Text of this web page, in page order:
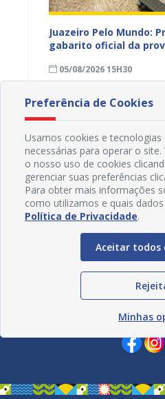
Juazeiro Pelo Mundo:
gabarito oficial da
05/08/2026 15H30
Redes
Preferência de Cookies
Usamos cookies e
necessárias para operar o
o nosso uso de cookies
gerenciar suas preferências
Para obter mais informações
como utilizamos e quais
Política de Privacidade.
Aceitar todos
Minhas